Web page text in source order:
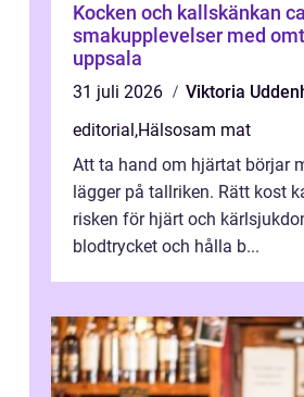
Kocken och kallskänkan
smakupplevelser med
uppsala
31 juli 2026
Viktoria
editorial ,Hälsosam mat
Att ta hand om hjärtat börjar
lägger på tallriken. Rätt kost
risken för hjärt och
blodtrycket och hålla b...